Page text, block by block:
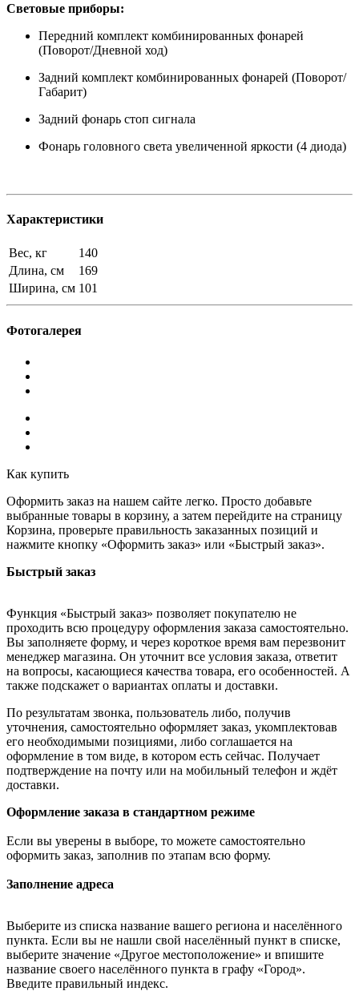
Световые приборы:
Передний комплект комбинированных фонарей
(Поворот/Дневной ход)
Задний комплект комбинированных фонарей (Поворот/
Габарит)
Задний фонарь стоп сигнала
Фонарь головного света увеличенной яркости (4 диода)
Характеристики
Вес, кг
140
Длина, см
169
Ширина, см 101
Фотогалерея
Как купить
Оформить заказ на нашем сайте легко. Просто добавьте
выбранные товары в корзину, а затем перейдите на страницу
Корзина, проверьте правильность заказанных позиций и
нажмите кнопку «Оформить заказ» или «Быстрый заказ».
Быстрый заказ
Функция «Быстрый заказ» позволяет покупателю не
проходить всю процедуру оформления заказа самостоятельно.
Вы заполняете форму, и через короткое время вам перезвонит
менеджер магазина. Он уточнит все условия заказа, ответит
на вопросы, касающиеся качества товара, его особенностей. А
также подскажет о вариантах оплаты и доставки.
По результатам звонка, пользователь либо, получив
уточнения, самостоятельно оформляет заказ, укомплектовав
его необходимыми позициями, либо соглашается на
оформление в том виде, в котором есть сейчас. Получает
подтверждение на почту или на мобильный телефон и ждёт
доставки.
Оформление заказа в стандартном режиме
Если вы уверены в выборе, то можете самостоятельно
оформить заказ, заполнив по этапам всю форму.
Заполнение адреса
Выберите из списка название вашего региона и населённого
пункта. Если вы не нашли свой населённый пункт в списке,
выберите значение «Другое местоположение» и впишите
название своего населённого пункта в графу «Город».
Введите правильный индекс.